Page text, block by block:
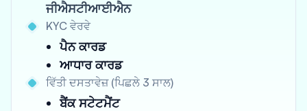
ਜੀਐਸਟੀਆਈਐਨ
KYC ਵੇਰਵੇ
ਪੈਨ ਕਾਰਡ
ਆਧਾਰ ਕਾਰਡ
ਵਿੱਤੀ ਦਸਤਾਵੇਜ਼ (ਪਿਛਲੇ 3 ਸਾਲ)
ਬੈਂਕ ਸਟੇਟਮੈਂਟ